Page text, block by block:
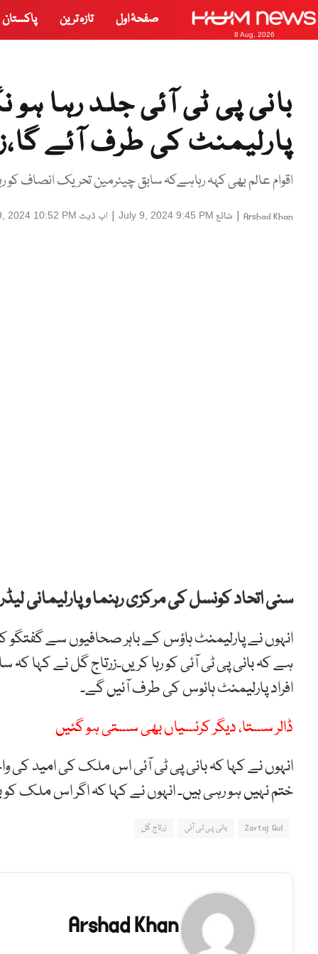
8 Aug, 2026
صفحۂ اول تازہ ترین پاکستان
بانی پی ٹی آئی جلد رہا
پارلیمنٹ کی طرف آئے
اقوام عالم بھی کہہ رہاہےکہ سابق چیئرمین تحریک انصاف کو
Arshad Khan
| شائع July 9, 2024 9:45 PM
| اپ ڈیٹ 2024 10:52 PM
سنی اتحاد کونسل کی مرکزی رہنما و پارلیمانی
انہوں نے پارلیمنٹ ہاؤس کے باہر صحافیوں سے گفتگو
ہے کہ بانی پی ٹی آئی کو رہا کریں۔زرتاج گل نے کہا
افراد پارلیمنٹ ہائوس کی طرف آئیں گے۔
ڈالر سستا، دیگر کرنسیاں بھی سستی ہو گئیں
انہوں نے کہا کہ بانی پی ٹی آئی اس ملک کی امید
ختم نہیں ہو رہی ہیں۔ انہوں نے کہا کہ اگر اس ملک کو
Zartaj Gul بانی پی ٹی آئی زرتاج گل
Arshad Khan